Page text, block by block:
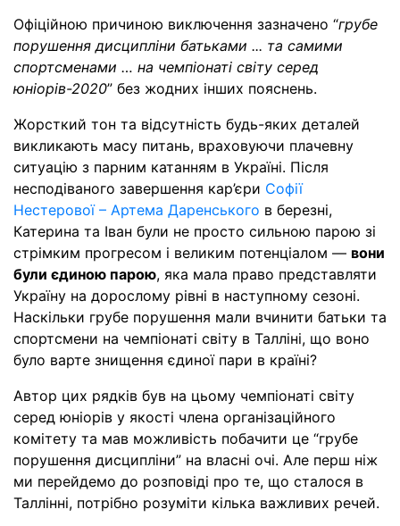
Офіційною причиною виключення зазначено “грубе
порушення дисципліни батьками ... та самими
спортсменами … на чемпіонаті світу серед
юніорів-2020” без жодних інших пояснень.
Жорсткий тон та відсутність будь-яких деталей
викликають масу питань, враховуючи плачевну
ситуацію з парним катанням в Україні. Після
несподіваного завершення кар’єри Софії
Нестерової – Артема Даренського в березні,
Катерина та Іван були не просто сильною парою зі
стрімким прогреcом і великим потенціалом — вони
були єдиною парою, яка мала право представляти
Україну на дорослому рівні в наступному сезоні.
Наскільки грубе порушення мали вчинити батьки та
спортсмени на чемпіонаті світу в Талліні, що воно
було варте знищення єдиної пари в країні?
Автор цих рядків був на цьому чемпіонаті світу
серед юніорів у якості члена організаційного
комітету та мав можливість побачити це “грубе
порушення дисципліни” на власні очі. Але перш ніж
ми перейдемо до розповіді про те, що сталося в
Таллінні, потрібно розуміти кілька важливих речей.